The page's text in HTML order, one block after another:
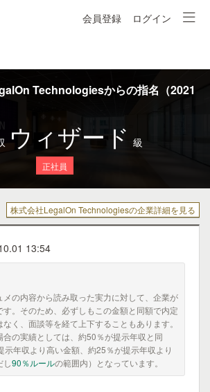
会員登録 ログイン
Technologiesからの指名（2021
ウィザード 級
正社員
株式会社LegalOn Technologiesの企業詳細を見る
13:54
メの内容から読み取った実力に対して、企業が
す。そのため、必ずしもこの金額と同額で内定
く、面談等を経て上下することもあります。
合の実績としては、約50％が提示年収と同
示年収より高い金額、約25％が提示年収より
し90％ルールの範囲内）となっています。